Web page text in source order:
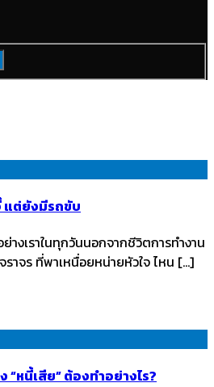
แต่ยังมีรถขับ
งเราในทุกวันนอกจากชีวิตการทำงาน
ราจร ที่พาเหนื่อยหน่ายหัวใจ ไหน […]
“หนี้เสีย” ต้องทำอย่างไร?